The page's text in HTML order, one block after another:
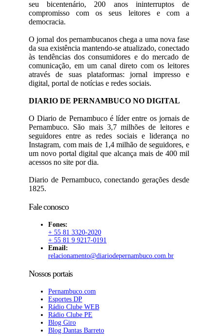
seu bicentenário, 200 anos ininterruptos de
compromisso com os seus leitores e com a
democracia.
O jornal dos pernambucanos chega a uma nova fase
da sua existência mantendo-se atualizado, conectado
às tendências dos consumidores e do mercado de
comunicação, em um canal direto com os leitores
através de suas plataformas: jornal impresso e
digital, portal de notícias e redes sociais.
DIARIO DE PERNAMBUCO NO DIGITAL
O Diario de Pernambuco é líder entre os jornais de
Pernambuco. São mais 3,7 milhões de leitores e
seguidores entre as redes sociais e liderança no
Instagram, com mais de 1,4 milhão de seguidores, e
um novo portal digital que alcança mais de 400 mil
acessos no site por dia.
Diario de Pernambuco, conectando gerações desde
1825.
Fale conosco
Fones:
+ 55 81 3320-2020
+ 55 81 9 9217-0191
Email:
relacionamento@diariodepernambuco.com.br
Nossos portais
Pernambuco.com
Esportes DP
Rádio Clube WEB
Rádio Clube PE
Blog Giro
Blog Dantas Barreto